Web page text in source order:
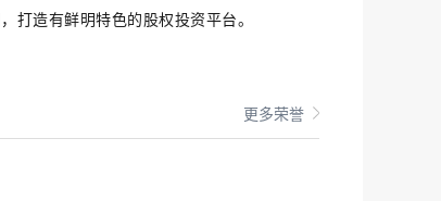
打造有鲜明特色的股权投资平台。
更多荣誉